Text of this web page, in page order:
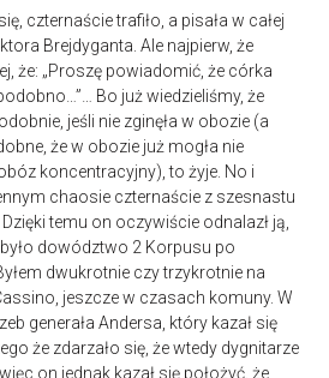
czternaście trafiło, a pisała w całej
Brejdyganta. Ale najpierw, że
że: „Proszę powiadomić, że córka
Bo już wiedzieliśmy, że
jeśli nie zginęła w obozie (a
że w obozie już mogła nie
koncentracyjny), to żyje. No i
chaosie czternaście z szesnastu
temu on oczywiście odnalazł ją,
dowództwo 2 Korpusu po
dwukrotnie czy trzykrotnie na
jeszcze w czasach komuny. W
generała Andersa, który kazał się
że zdarzało się, że wtedy dygnitarze
on jednak kazał się położyć, że